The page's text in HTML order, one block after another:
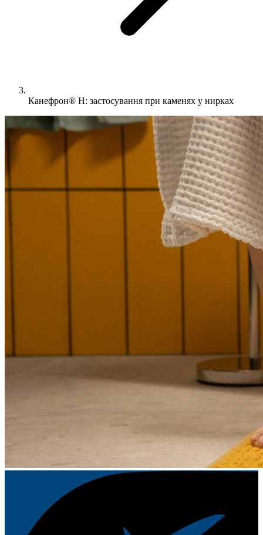
Канефрон® Н: застосування при каменях у нирках